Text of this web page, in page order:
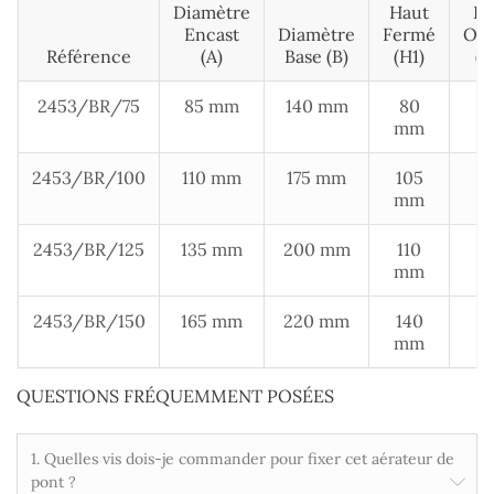
Référence
Diamètre
Encast
(A)
Diamètre
Base (B)
Haut
Fermé
(H1)
2453/BR/75 85 mm 140 mm
80
mm
2453/BR/100 110 mm 175 mm
105
mm
2453/BR/125 135 mm 200 mm
110
mm
2453/BR/150 165 mm 220 mm
140
mm
QUESTIONS FRÉQUEMMENT POSÉES
1. Quelles vis dois-je commander pour fixer cet aérateur de
pont ?